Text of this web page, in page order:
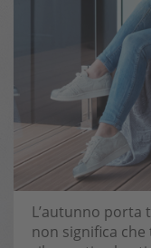
L’autunno porta
non significa